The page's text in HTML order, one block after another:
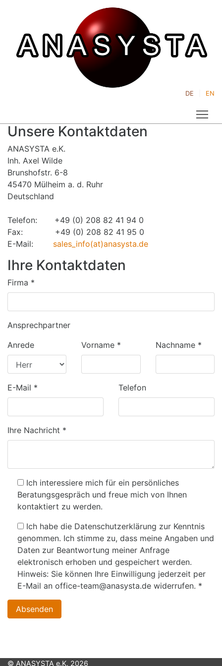
DE EN
Unsere Kontaktdaten
ANASYSTA e.K.
Inh. Axel Wilde
Brunshofstr. 6-8
45470 Mülheim a. d. Ruhr
Deutschland
Telefon: +49 (0) 208 82 41 94 0
Fax: +49 (0) 208 82 41 95 0
E-Mail: sales_info(at)anasysta.de
Ihre Kontaktdaten
Firma *
Ansprechpartner
Anrede
Vorname * Nachname *
E-Mail * Telefon
Ihre Nachricht *
Ich interessiere mich für ein persönliches
Beratungsgespräch und freue mich von Ihnen
kontaktiert zu werden.
Ich habe die Datenschutzerklärung zur Kenntnis
genommen. Ich stimme zu, dass meine Angaben und
Daten zur Beantwortung meiner Anfrage
elektronisch erhoben und gespeichert werden.
Hinweis: Sie können Ihre Einwilligung jederzeit per
E-Mail an office-team@anasysta.de widerrufen. *
Absenden
© ANASYSTA e.K. 2026